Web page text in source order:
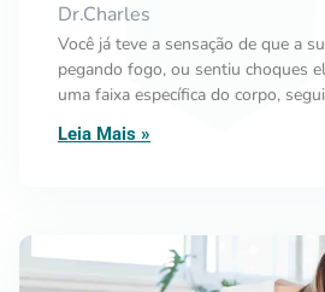
Dr.Charles
Você já teve a sensação de que a
pegando fogo, ou sentiu choques
uma faixa específica do corpo,
Leia Mais »